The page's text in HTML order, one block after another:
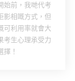
始前，我哋代考
影相嘅方式，但
可利用率就會大
考生心理承受力
擇！